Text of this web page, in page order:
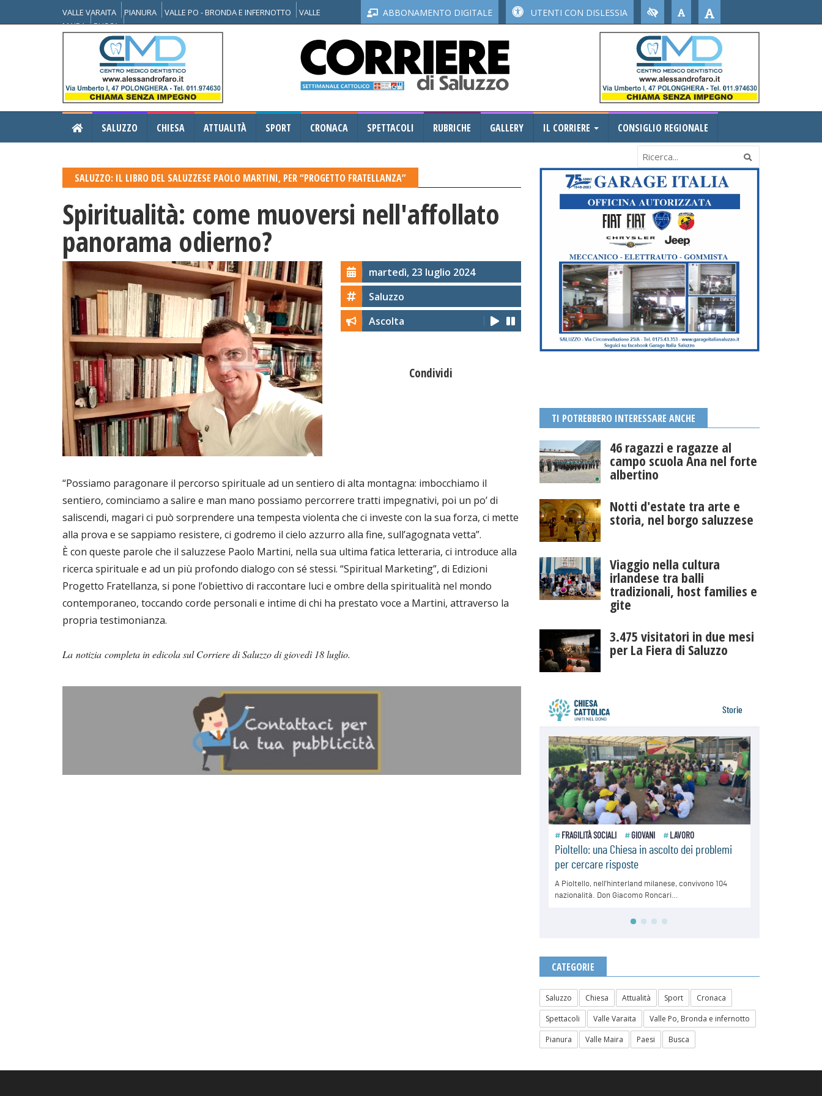
VALLE VARAITA PIANURA VALLE PO - BRONDA E INFERNOTTO
VALLE
MAIRA
BUSCA
ABBONAMENTO DIGITALE UTENTI CON DISLESSIA
SALUZZO CHIESA ATTUALITÀ SPORT CRONACA SPETTACOLI RUBRICHE GALLERY IL CORRIERE CONSIGLIO REGIONALE
SALUZZO: IL LIBRO DEL SALUZZESE PAOLO MARTINI, PER “PROGETTO FRATELLANZA”
Spiritualità: come muoversi nell'affollato
panorama odierno?
martedì, 23 luglio 2024
Saluzzo
Ascolta
Condividi
“Possiamo paragonare il percorso spirituale ad un sentiero di alta montagna: imbocchiamo il
sentiero, cominciamo a salire e man mano possiamo percorrere tratti impegnativi, poi un po’ di
saliscendi, magari ci può sorprendere una tempesta violenta che ci investe con la sua forza, ci mette
alla prova e se sappiamo resistere, ci godremo il cielo azzurro alla fine, sull’agognata vetta”.
È con queste parole che il saluzzese Paolo Martini, nella sua ultima fatica letteraria, ci introduce alla
ricerca spirituale e ad un più profondo dialogo con sé stessi. “Spiritual Marketing”, di Edizioni
Progetto Fratellanza, si pone l’obiettivo di raccontare luci e ombre della spiritualità nel mondo
contemporaneo, toccando corde personali e intime di chi ha prestato voce a Martini, attraverso la
propria testimonianza.
La notizia completa in edicola sul Corriere di Saluzzo di giovedì 18 luglio.
TI POTREBBERO INTERESSARE ANCHE
46 ragazzi e ragazze al
campo scuola Ana nel forte
albertino
Notti d'estate tra arte e
storia, nel borgo saluzzese
Viaggio nella cultura
irlandese tra balli
tradizionali, host families e
gite
3.475 visitatori in due mesi
per La Fiera di Saluzzo
CATEGORIE
Saluzzo Chiesa Attualità Sport
Cronaca
Spettacoli
Valle Varaita
Valle Po, Bronda e infernotto
Pianura
Valle Maira Paesi Busca